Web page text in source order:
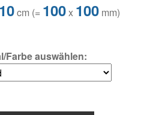
10cm (= 100x 100 mm)
Farbe auswählen: